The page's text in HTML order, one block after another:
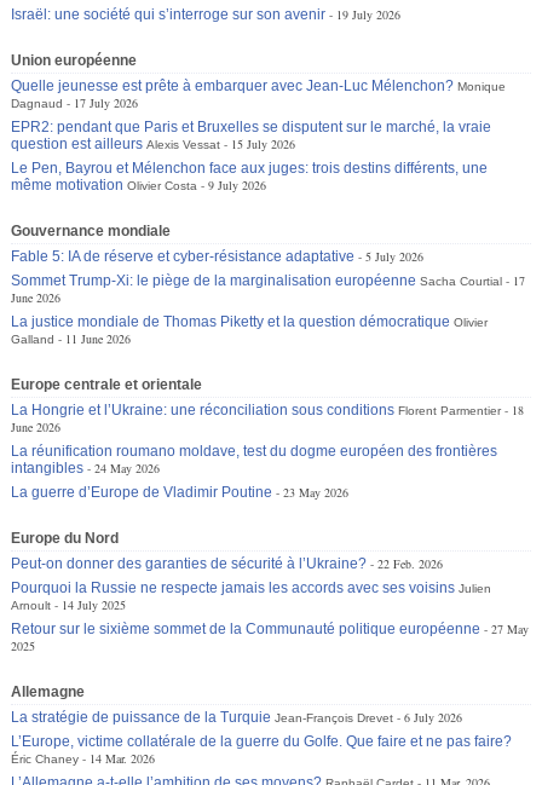
Israël: une société qui s’interroge sur son avenir
19 July 2026
Union européenne
Quelle jeunesse est prête à embarquer avec Jean-Luc Mélenchon? Monique
Dagnaud
17 July 2026
EPR2: pendant que Paris et Bruxelles se disputent sur le marché, la vraie
question est ailleurs Alexis Vessat
15 July 2026
Le Pen, Bayrou et Mélenchon face aux juges: trois destins différents, une
même motivation Olivier Costa 9 July 2026
Gouvernance mondiale
Fable 5: IA de réserve et cyber-résistance adaptative
5 July 2026
Sommet Trump-Xi: le piège de la marginalisation européenne Sacha Courtial
17
June 2026
La justice mondiale de Thomas Piketty et la question démocratique Olivier
Galland
11 June 2026
Europe centrale et orientale
La Hongrie et l’Ukraine: une réconciliation sous conditions Florent Parmentier
18
June 2026
La réunification roumano moldave, test du dogme européen des frontières
intangibles
24 May 2026
La guerre d’Europe de Vladimir Poutine
23 May 2026
Europe du Nord
Peut-on donner des garanties de sécurité à l’Ukraine?
22 Feb. 2026
Pourquoi la Russie ne respecte jamais les accords avec ses voisins Julien
Arnoult
14 July 2025
Retour sur le sixième sommet de la Communauté politique européenne
27 May
2025
Allemagne
La stratégie de puissance de la Turquie Jean-François Drevet
6 July 2026
L’Europe, victime collatérale de la guerre du Golfe. Que faire et ne pas faire?
Éric Chaney
14 Mar. 2026